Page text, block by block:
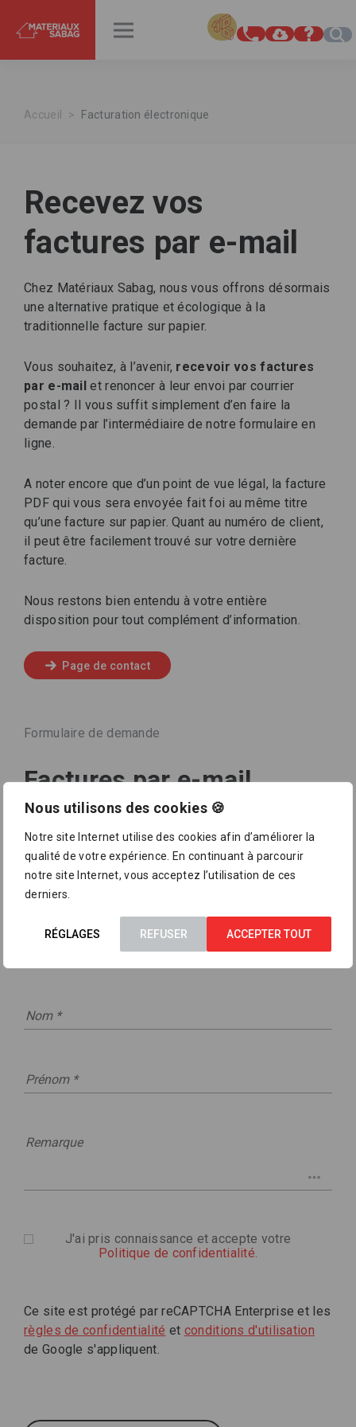
Nous utilisons des cookies 🍪
Notre site Internet utilise des cookies afin d’améliorer la
qualité de votre expérience. En continuant à parcourir
notre site Internet, vous acceptez l’utilisation de ces
derniers.
RÉGLAGES REFUSER ACCEPTER TOUT
INSPIRATIONS RENDEZ-VOUS
Accueil Facturation électronique
Recevez vos
factures par e-mail
Chez Matériaux Sabag, nous vous offrons désormais
une alternative pratique et écologique à la
traditionnelle facture sur papier.
Vous souhaitez, à l’avenir, recevoir vos factures
par e-mail et renoncer à leur envoi par courrier
postal ? Il vous suffit simplement d’en faire la
demande par l’intermédiaire de notre formulaire en
ligne.
A noter encore que d’un point de vue légal, la facture
PDF qui vous sera envoyée fait foi au même titre
qu’une facture sur papier. Quant au numéro de client,
il peut être facilement trouvé sur votre dernière
facture.
Nous restons bien entendu à votre entière
disposition pour tout complément d’information.
Page de contact
Formulaire de demande
Factures par e-mail
Personne de contact :
J'ai pris connaissance et accepte votre
Politique de confidentialité.
Ce site est protégé par reCAPTCHA Enterprise et les
règles de confidentialité et conditions d'utilisation
de Google s'appliquent.